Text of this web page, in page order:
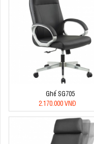
Ghế SG705
2.170.000 VNĐ